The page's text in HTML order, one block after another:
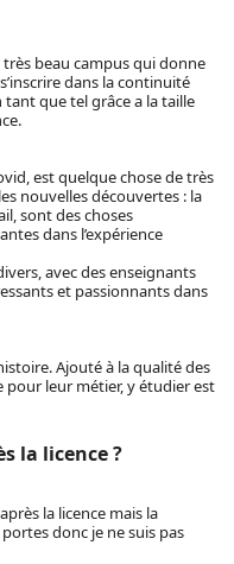
très beau campus qui donne
dans la continuité
que tel grâce a la taille
est quelque chose de très
nouvelles découvertes : la
sont des choses
dans l’expérience
avec des enseignants
et passionnants dans
Ajouté à la qualité des
pour leur métier, y étudier est
la licence ?
la licence mais la
donc je ne suis pas